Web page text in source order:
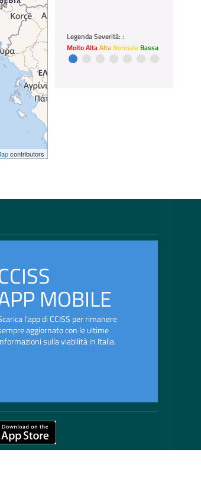
contributors
A35 BreBeMi
A35 BreBeMi chiusura
notturna, tratto chiuso causa
Legenda Severità: :
Molto AltaAlta Normale Bassa
MOBILE
l'app di CCISS per rimanere
aggiornato con le ultime
sulla viabilità in Italia.